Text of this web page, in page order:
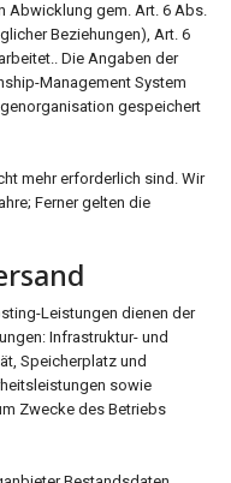
Abwicklung gem. Art. 6 Abs.
Beziehungen), Art. 6
Die Angaben der
Management System
gespeichert
mehr erforderlich sind. Wir
Ferner gelten die
Leistungen dienen der
Infrastruktur- und
Speicherplatz und
sowie
Zwecke des Betriebs